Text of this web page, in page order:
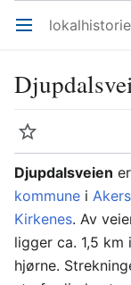
Åpne hovedmenyen
Overvåk
Djupdalsveien
kommune i
Kirkenes. Av
ligger ca. 1,5 km i
hjørne.